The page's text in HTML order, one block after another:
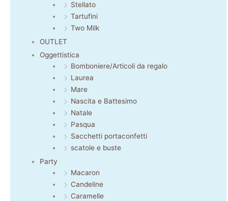
Stellato
Tartufini
Two Milk
OUTLET
Oggettistica
Bomboniere/Articoli da regalo
Laurea
Mare
Nascita e Battesimo
Natale
Pasqua
Sacchetti portaconfetti
scatole e buste
Party
Macaron
Candeline
Caramelle